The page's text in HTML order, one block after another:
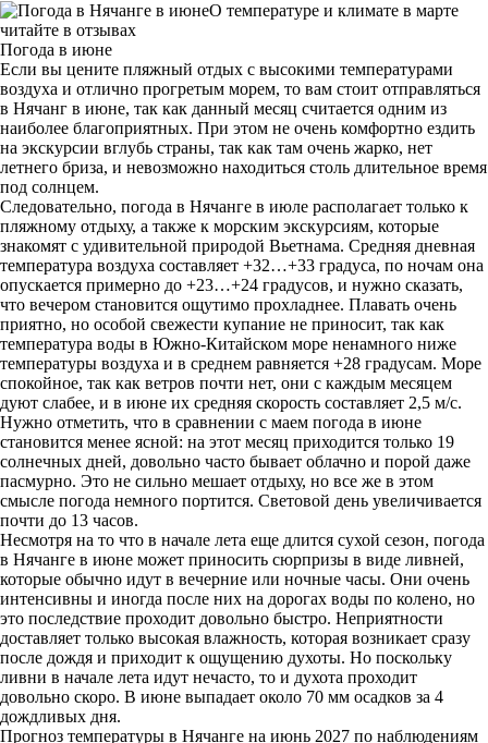
О температуре и климате в марте
читайте в отзывах
Погода в июне
Если вы цените пляжный отдых с высокими температурами
воздуха и отлично прогретым морем, то вам стоит отправляться
в Нячанг в июне, так как данный месяц считается одним из
наиболее благоприятных. При этом не очень комфортно ездить
на экскурсии вглубь страны, так как там очень жарко, нет
летнего бриза, и невозможно находиться столь длительное время
под солнцем.
Следовательно, погода в Нячанге в июле располагает только к
пляжному отдыху, а также к морским экскурсиям, которые
знакомят с удивительной природой Вьетнама. Средняя дневная
температура воздуха составляет +32…+33 градуса, по ночам она
опускается примерно до +23…+24 градусов, и нужно сказать,
что вечером становится ощутимо прохладнее. Плавать очень
приятно, но особой свежести купание не приносит, так как
температура воды в Южно-Китайском море ненамного ниже
температуры воздуха и в среднем равняется +28 градусам. Море
спокойное, так как ветров почти нет, они с каждым месяцем
дуют слабее, и в июне их средняя скорость составляет 2,5 м/с.
Нужно отметить, что в сравнении с маем погода в июне
становится менее ясной: на этот месяц приходится только 19
солнечных дней, довольно часто бывает облачно и порой даже
пасмурно. Это не сильно мешает отдыху, но все же в этом
смысле погода немного портится. Световой день увеличивается
почти до 13 часов.
Несмотря на то что в начале лета еще длится сухой сезон, погода
в Нячанге в июне может приносить сюрпризы в виде ливней,
которые обычно идут в вечерние или ночные часы. Они очень
интенсивны и иногда после них на дорогах воды по колено, но
это последствие проходит довольно быстро. Неприятности
доставляет только высокая влажность, которая возникает сразу
после дождя и приходит к ощущению духоты. Но поскольку
ливни в начале лета идут нечасто, то и духота проходит
довольно скоро. В июне выпадает около 70 мм осадков за 4
дождливых дня.
Прогноз температуры в Нячанге на июнь 2027 по наблюдениям